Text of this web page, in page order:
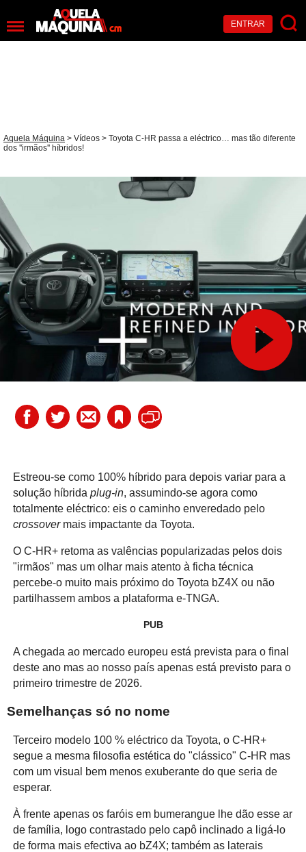
ENTRAR
Aquela Máquina > Vídeos > Toyota C-HR passa a eléctrico… mas tão diferente
dos ''irmãos'' híbridos!
Estreou-se como 100% híbrido para depois variar para a
solução híbrida plug-in, assumindo-se agora como
totalmente eléctrico: eis o caminho enveredado pelo
crossovermais impactante da Toyota.
O C-HR+ retoma as valências popularizadas pelos dois
"irmãos" mas um olhar mais atento à ficha técnica
percebe-o muito mais próximo do Toyota bZ4X ou não
partilhassem ambos a plataforma e-TNGA.
PUB
A chegada ao mercado europeu está prevista para o final
deste ano mas ao nosso país apenas está previsto para o
primeiro trimestre de 2026.
Semelhanças só no nome
Terceiro modelo 100 % eléctrico da Toyota, o C-HR+
segue a mesma filosofia estética do "clássico" C-HR mas
com um visual bem menos exuberante do que seria de
esperar.
À frente apenas os faróis em bumerangue lhe dão esse ar
de família, logo contrastado pelo capô inclinado a ligá-lo
de forma mais efectiva ao bZ4X; também as laterais